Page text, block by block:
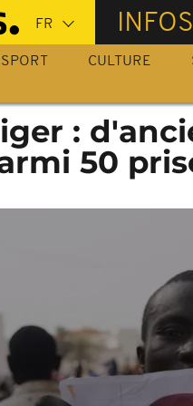
INFOS
SPORT CULTURE
:
50